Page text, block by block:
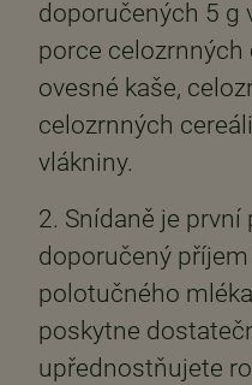
doporučených 5 g
porce celozrnných
ovesné kaše,
celozrnných
vlákniny.
2. Snídaně je
doporučený
polotučného
poskytne
upřednostňujete